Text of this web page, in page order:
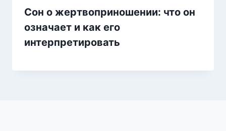
Сон о жертвоприношении: что он
означает и как его
интерпретировать